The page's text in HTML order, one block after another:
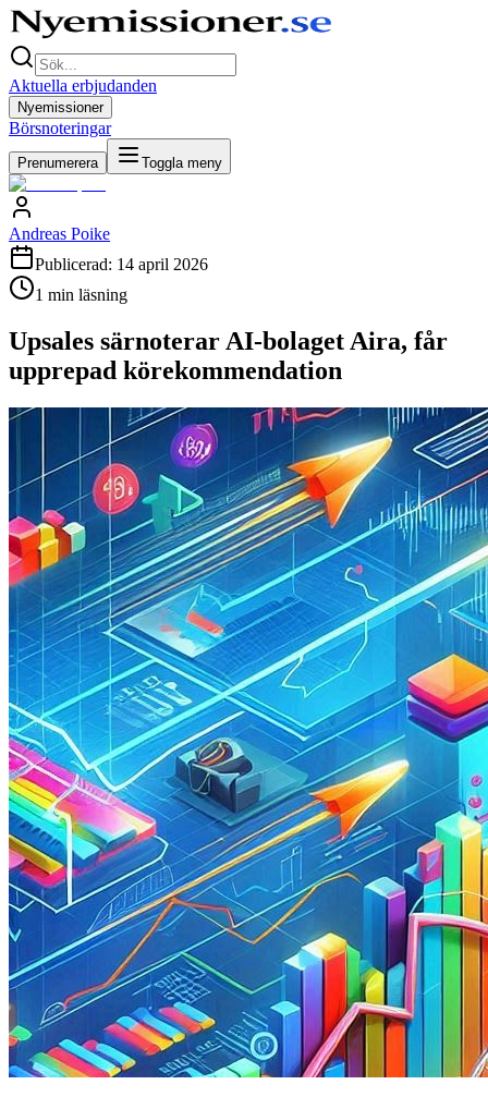
Aktuella erbjudanden
Nyemissioner
Börsnoteringar
Prenumerera Toggla meny
Andreas Poike
Publicerad: 14 april 2026
1 min läsning
Upsales särnoterar AI-bolaget Aira, får
upprepad körekommendation